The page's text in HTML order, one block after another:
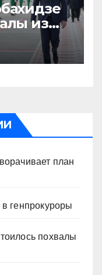
из
план
генпрокуроры
похвалы